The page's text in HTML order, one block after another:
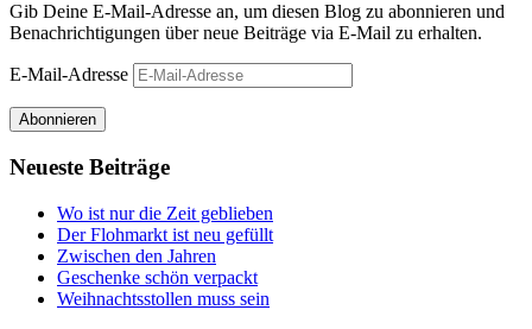
Gib Deine E-Mail-Adresse an, um diesen Blog zu abonnieren und
Benachrichtigungen über neue Beiträge via E-Mail zu erhalten.
E-Mail-Adresse
Abonnieren
Neueste Beiträge
Wo ist nur die Zeit geblieben
Der Flohmarkt ist neu gefüllt
Zwischen den Jahren
Geschenke schön verpackt
Weihnachtsstollen muss sein